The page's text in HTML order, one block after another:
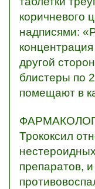
коричневого
надписями:
другой
блистеры по
помещают в
Трококсил
препаратов,